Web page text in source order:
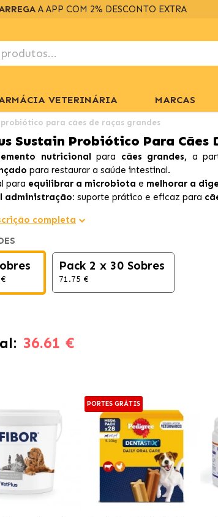
A APP COM 2% DESCONTO EXTRA
VETERINÁRIA MARCAS
probiótico para cães de raças grandes
Sustain Probiótico Para Cães
nutricional para cães grandes, a
para restaurar a saúde intestinal.
para equilibrar a microbiota e melhorar a
administração: suporte prático e eficaz para
completa
Pack 2 x 30 Sobres
71.75 €
36.61 €
PORTES GRÁTIS